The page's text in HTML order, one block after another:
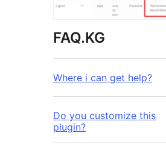
FAQ.KG
Where i can get help?
Do you customize this
plugin?